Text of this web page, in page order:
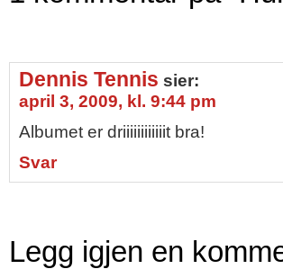
Dennis Tennis sier:
april 3, 2009, kl. 9:44 pm
Albumet er driiiiiiiiiiiit bra!
Svar
Legg igjen en